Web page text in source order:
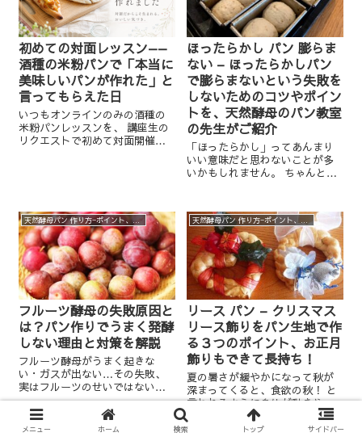
初めての対面レッスン——
酒種の米粉パンで「本当に
美味しいパンが作れた」と
言ってもらえた日
いつもオンラインのみの酒種の
米粉パンレッスンを、 講座生の
リクエストで初めて対面開催。
ほったらかし パン 膨らま
ない – ほったらかしパン
で膨らまないという失敗を
しないためのコツやポイン
トを、天然酵母のパン教室
の先生がご紹介
「ほったらかし」ってあんまり
いい意味だと思わないことが多
いかもしれません。 ちゃんと見
が思い浮かびます。 じゃあ、パ
ンでいうと？ 生地をこねたら発
酵という長い...
天然酵母パン 作り方−ポイント、実験、裏話など
フルーツ酵母の失敗原因と
は？パン作りでうまく発酵
しない理由と対策を解説
フルーツ酵母がうまく起きな
い・ガスが出ない…その失敗、
実はフルーツのせいではないか
もしれません。今回はパン作り
におけるフルーツ酵母の失敗原
因や見極めポイント、成功させ
リース パン – クリスマス
リース飾りをパン生地で作
る３つのポイント、お正月
飾りもできて長持ち！
夏の暑さが緩やかになって秋が
深まってくると、食欲の秋！ と
言われるように身体が動きやす
く、食欲も出てきますね。 秋の
味覚で、美味しい野菜や果物も
メニュー ホーム 検索 トップ サイドバー